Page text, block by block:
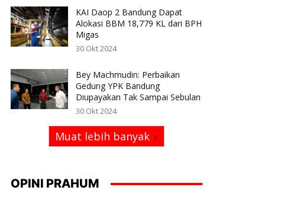
KAI Daop 2 Bandung Dapat
Alokasi BBM 18,779 KL dari BPH
Migas
30 Okt 2024
Bey Machmudin: Perbaikan
Gedung YPK Bandung
Diupayakan Tak Sampai Sebulan
30 Okt 2024
Muat lebih banyak
OPINI PRAHUM